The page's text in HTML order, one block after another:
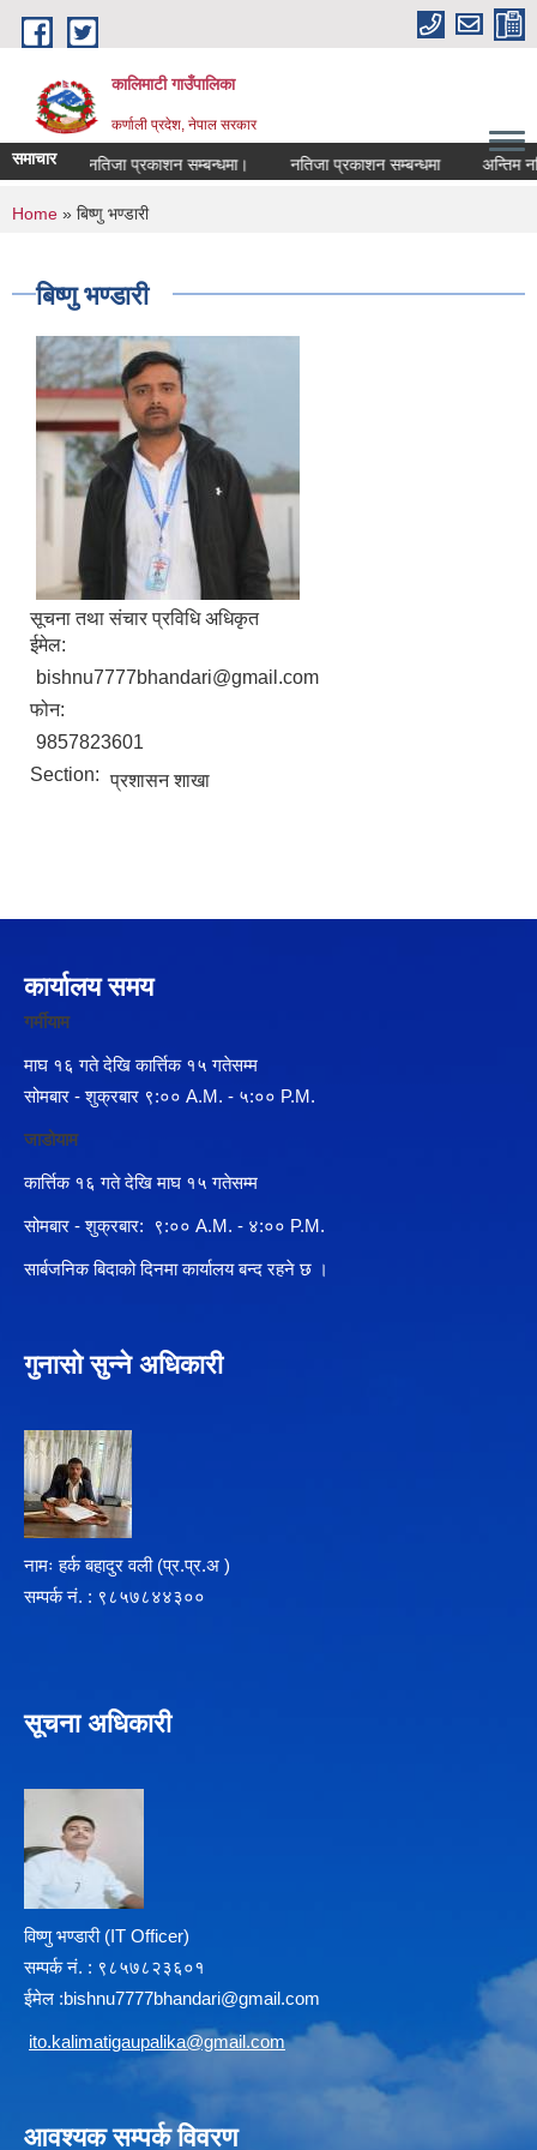
Skip to main content
कालिमाटी गाउँपालिका
कर्णाली प्रदेश, नेपाल सरकार
समाचारअन्तिम नतिजा प्रकाशन सम्बन्धमा। नतिजा प्रकाशन सम्बन्धमा अन्तिम
You are here
Home » बिष्णु भण्डारी
बिष्णु भण्डारी
सूचना तथा संचार प्रविधि अधिकृत
ईमेल:
bishnu7777bhandari@gmail.com
फोन:
9857823601
Section: प्रशासन शाखा
कार्यालय समय
गर्मीयाम
माघ १६ गते देखि कार्त्तिक १५ गतेसम्म
सोमबार - शुक्रबार ९:०० A.M. - ५:०० P.M.
जाडोयाम
कार्त्तिक १६ गते देखि माघ १५ गतेसम्म
सोमबार - शुक्रबार: ९:०० A.M. - ४:०० P.M.
सार्बजनिक बिदाको दिनमा कार्यालय बन्द रहने छ ।
गुनासो सुन्ने अधिकारी
नामः हर्क बहादुर वली (प्र‍.प्र.अ )
सम्पर्क न‌ं. : ९८५७८४४३००
सूचना अधिकारी
विष्णु भण्डारी (IT Officer)
सम्पर्क न‌ं. : ९८५७८२३६०१
ईमेल :bishnu7777bhandari@gmail.com
ito.kalimatigaupalika@gmail.com
आवश्यक सम्पर्क विवरण